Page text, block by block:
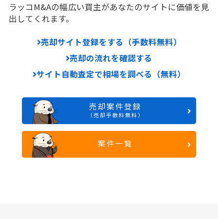
ラッコM&Aの幅広い買主があなたのサイトに価値を見
出してくれます。
売却サイト登録をする（手数料無料）
売却の流れを確認する
サイト自動査定で相場を調べる（無料）
売却案件登録
（売却手数料無料）
案件一覧